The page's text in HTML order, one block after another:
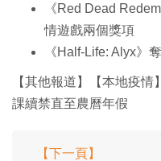
《Red Dead
情遊戲兩個獎項
《Half-Life: Alyx》
【其他報道】【本地疫
課續禁直至農曆年假
【下一頁】